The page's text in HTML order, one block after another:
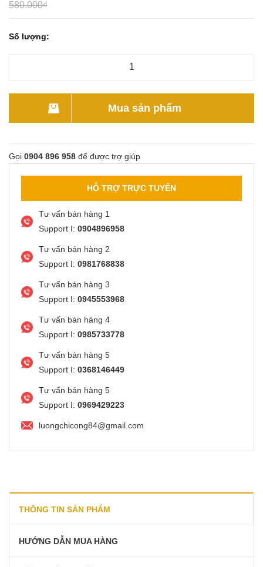
580.000₫
Số lượng:
Mua sản phẩm
Gọi 0904 896 958 để được trợ giúp
HỖ TRỢ TRỰC TUYẾN
Tư vấn bán hàng 1
Support I: 0904896958
Tư vấn bán hàng 2
Support I: 0981768838
Tư vấn bán hàng 3
Support I: 0945553968
Tư vấn bán hàng 4
Support I: 0985733778
Tư vấn bán hàng 5
Support I: 0368146449
Tư vấn bán hàng 5
Support I: 0969429223
luongchicong84@gmail.com
THÔNG TIN SẢN PHẨM
HƯỚNG DẪN MUA HÀNG